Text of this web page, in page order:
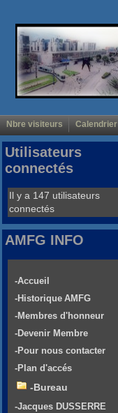
Nbre visiteurs Calendrier
Utilisateurs
connectés
Il y a 147 utilisateurs
connectés
AMFG INFO
-Accueil
-Historique AMFG
-Membres d'honneur
-Devenir Membre
-Pour nous contacter
-Plan d'accés
-Bureau
-Jacques DUSSERRE